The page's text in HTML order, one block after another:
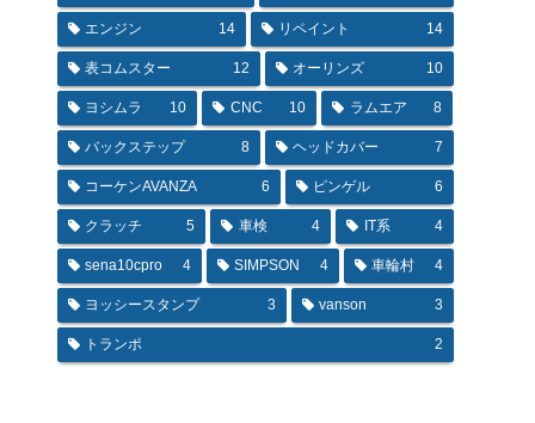
エンジン 14 リペイント 14
表コムスター 12 オーリンズ 10
ヨシムラ 10 CNC 10 ラムエア 8
バックステップ 8 ヘッドカバー 7
コーケンAVANZA 6 ピンゲル 6
クラッチ 5 車検 4 IT系 4
sena10cpro 4 SIMPSON 4 車輪村 4
ヨッシースタンプ 3 vanson 3
トランポ 2